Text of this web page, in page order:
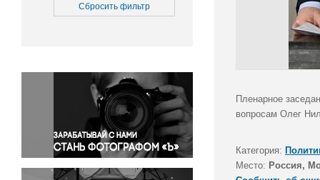
Медицина
Окружающая среда
Политика
Правосудие
Происшествия и конфликты
Религия
Светская жизнь
Сбросить фильтр
Пленарное
вопросам Олег
Категория:
Место: Россия,